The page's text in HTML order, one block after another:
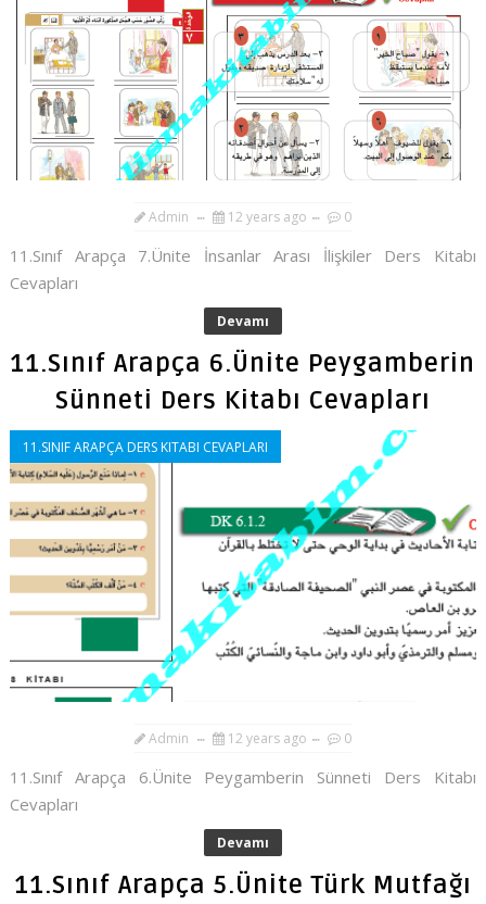
Admin 12 years ago 0
11.Sınıf Arapça 7.Ünite İnsanlar Arası İlişkiler Ders Kitabı
Cevapları
Devamı
11.Sınıf Arapça 6.Ünite Peygamberin
Sünneti Ders Kitabı Cevapları
11.SINIF ARAPÇA DERS KITABI CEVAPLARI
Admin 12 years ago 0
11.Sınıf Arapça 6.Ünite Peygamberin Sünneti Ders Kitabı
Cevapları
Devamı
11.Sınıf Arapça 5.Ünite Türk Mutfağı